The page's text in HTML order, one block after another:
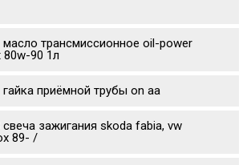
масло трансмиссионное oil-power
90 1л
гайка приёмной трубы on aa
свеча зажигания skoda fabia, vw
89- /